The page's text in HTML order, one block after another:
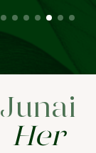
Junai
Her